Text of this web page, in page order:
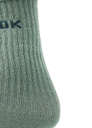
userRule